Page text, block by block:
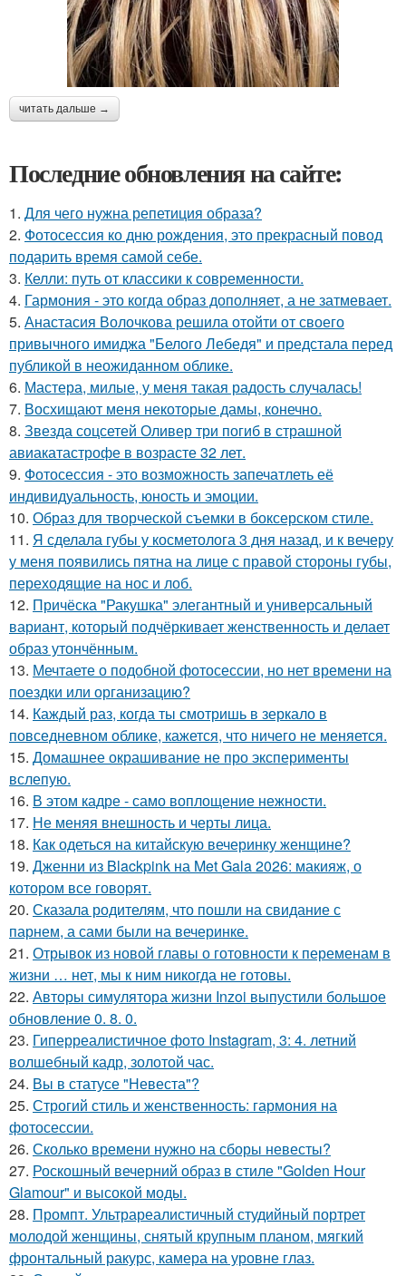
читать дальше →
Последние обновления на сайте:
1. Для чего нужна репетиция образа?
2. Фотосессия ко дню рождения, это прекрасный повод
подарить время самой себе.
3. Келли: путь от классики к современности.
4. Гармония - это когда образ дополняет, а не затмевает.
5. Анастасия Волочкова решила отойти от своего
привычного имиджа "Белого Лебедя" и предстала перед
публикой в неожиданном облике.
6. Мастера, милые, у меня такая радость случалась!
7. Восхищают меня некоторые дамы, конечно.
8. Звезда соцсетей Оливер три погиб в страшной
авиакатастрофе в возрасте 32 лет.
9. Фотосессия - это возможность запечатлеть её
индивидуальность, юность и эмоции.
10. Образ для творческой съемки в боксерском стиле.
11. Я сделала губы у косметолога 3 дня назад, и к вечеру
у меня появились пятна на лице с правой стороны губы,
переходящие на нос и лоб.
12. Причёска "Ракушка" элегантный и универсальный
вариант, который подчёркивает женственность и делает
образ утончённым.
13. Мечтаете о подобной фотосессии, но нет времени на
поездки или организацию?
14. Каждый раз, когда ты смотришь в зеркало в
повседневном облике, кажется, что ничего не меняется.
15. Домашнее окрашивание не про эксперименты
вслепую.
16. В этом кадре - само воплощение нежности.
17. Не меняя внешность и черты лица.
18. Как одеться на китайскую вечеринку женщине?
19. Дженни из Blackpink на Met Gala 2026: макияж, о
котором все говорят.
20. Сказала родителям, что пошли на свидание с
парнем, а сами были на вечеринке.
21. Отрывок из новой главы о готовности к переменам в
жизни … нет, мы к ним никогда не готовы.
22. Авторы симулятора жизни Inzoi выпустили большое
обновление 0. 8. 0.
23. Гиперреалистичное фото Instagram, 3: 4. летний
волшебный кадр, золотой час.
24. Вы в статусе "Невеста"?
25. Строгий стиль и женственность: гармония на
фотосессии.
26. Сколько времени нужно на сборы невесты?
27. Роскошный вечерний образ в стиле "Golden Hour
Glamour" и высокой моды.
28. Промпт. Ультрареалистичный студийный портрет
молодой женщины, снятый крупным планом, мягкий
фронтальный ракурс, камера на уровне глаз.